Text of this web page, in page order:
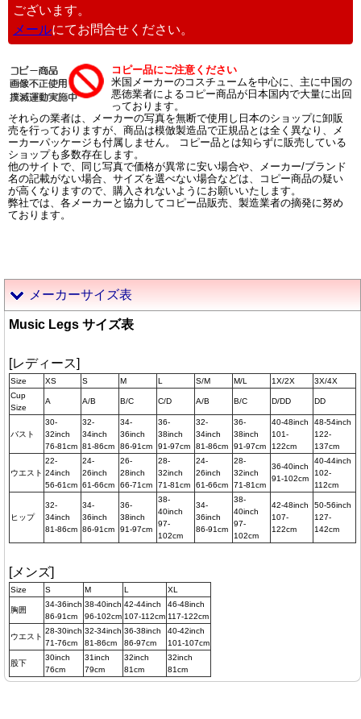
ございます。
メールにてお問合せください。
コピー品にご注意ください
米国メーカーのコスチュームを中心に、主に中国の
悪徳業者によるコピー商品が日本国内で大量に出回
っております。
それらの業者は、メーカーの写真を無断で使用し日本のショップに卸販
売を行っておりますが、商品は模倣製造品で正規品とは全く異なり、メ
ーカーパッケージも付属しません。 コピー品とは知らずに販売している
ショップも多数存在します。
他のサイトで、同じ写真で価格が異常に安い場合や、メーカー/ブランド
名の記載がない場合、サイズを選べない場合などは、コピー商品の疑い
が高くなりますので、購入されないようにお願いいたします。
弊社では、各メーカーと協力してコピー品販売、製造業者の摘発に努め
ております。
メーカーサイズ表
Music Legs サイズ表
[レディース]
Size XS S M L S/M M/L 1X/2X
3X/4X
Cup
Size
A A/B B/C C/D A/B B/C D/DD DD
バスト
30-
32inch
76-81cm
32-
34inch
81-86cm
34-
36inch
86-91cm
36-
38inch
91-97cm
32-
34inch
81-86cm
36-
38inch
91-97cm
40-48inch
101-
122cm
48-54inch
122-
137cm
ウエスト
22-
24inch
56-61cm
24-
26inch
61-66cm
26-
28inch
66-71cm
28-
32inch
71-81cm
24-
26inch
61-66cm
28-
32inch
71-81cm
36-40inch
91-102cm
40-44inch
102-
112cm
ヒップ
32-
34inch
81-86cm
34-
36inch
86-91cm
36-
38inch
91-97cm
38-
40inch
97-
102cm
34-
36inch
86-91cm
38-
40inch
97-
102cm
42-48inch
107-
122cm
50-56inch
127-
142cm
[メンズ]
Size S M L XL
胸囲
34-36inch
86-91cm
38-40inch
96-102cm
42-44inch
107-112cm
46-48inch
117-122cm
ウエスト
28-30inch
71-76cm
32-34inch
81-86cm
36-38inch
86-97cm
40-42inch
101-107cm
股下
30inch
76cm
31inch
79cm
32inch
81cm
32inch
81cm